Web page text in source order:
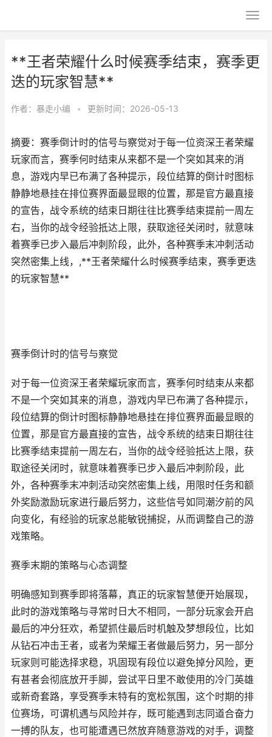
**王者荣耀什么时候赛季结束，赛季更
迭的玩家智慧**
作者： 暴走小编 • 更新时间：2026-05-13
摘要：赛季倒计时的信号与察觉对于每一位资深王者荣耀
玩家而言，赛季何时结束从来都不是一个突如其来的消
息，游戏内早已布满了各种提示，段位结算的倒计时图标
静静地悬挂在排位赛界面最显眼的位置，那是官方最直接
的宣告，战令系统的结束日期往往比赛季结束提前一周左
右，当你的战令经验抵达上限，获取途径关闭时，就意味
着赛季已步入最后冲刺阶段，此外，各种赛季末冲刺活动
突然密集上线，,**王者荣耀什么时候赛季结束，赛季更迭
的玩家智慧**
赛季倒计时的信号与察觉
对于每一位资深王者荣耀玩家而言，赛季何时结束从来都
不是一个突如其来的消息，游戏内早已布满了各种提示，
段位结算的倒计时图标静静地悬挂在排位赛界面最显眼的
位置，那是官方最直接的宣告，战令系统的结束日期往往
比赛季结束提前一周左右，当你的战令经验抵达上限，获
取途径关闭时，就意味着赛季已步入最后冲刺阶段，此
外，各种赛季末冲刺活动突然密集上线，用限时任务和额
外奖励激励玩家进行最后努力，这些信号如同潮汐前的风
向变化，有经验的玩家总能敏锐捕捉，从而调整自己的游
戏策略。
赛季末期的策略与心态调整
明确感知到赛季即将落幕，真正的玩家智慧便开始展现，
此时的游戏策略与寻常时日大不相同，一部分玩家会开启
最后的冲分狂欢，希望抓住最后时机触及梦想段位，比如
从钻石冲击王者，或者为荣耀王者做最后努力，另一部分
玩家则可能选择求稳，巩固现有段位以避免掉分风险，更
有甚者会彻底放开手脚，尝试平日里不敢使用的冷门英雄
或新奇套路，享受赛季末特有的宽松氛围，这个时期的排
位赛场，可谓机遇与风险并存，既可能遇到志同道合奋力
一搏的队友，也可能遭遇已然放弃随意游戏的对手，调整